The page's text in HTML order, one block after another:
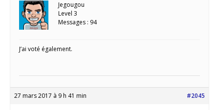
Jegougou
Level 3
Messages : 94
J’ai voté également.
27 mars 2017 à 9 h 41 min #2045